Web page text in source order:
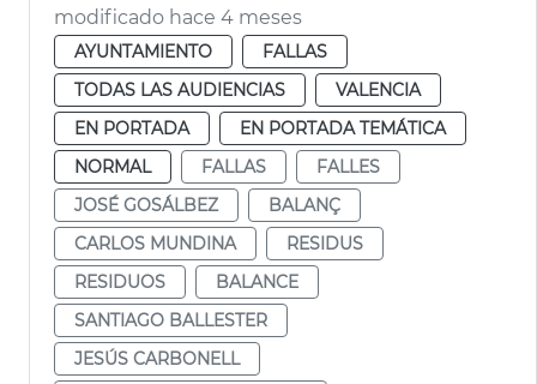
modificado hace 4 meses
AYUNTAMIENTO
FALLAS
TODAS LAS AUDIENCIAS
VALENCIA
EN PORTADA
EN PORTADA TEMÁTICA
NORMAL
FALLAS
FALLES
JOSÉ GOSÁLBEZ
BALANÇ
CARLOS MUNDINA
RESIDUS
RESIDUOS
BALANCE
SANTIAGO BALLESTER
JESÚS CARBONELL